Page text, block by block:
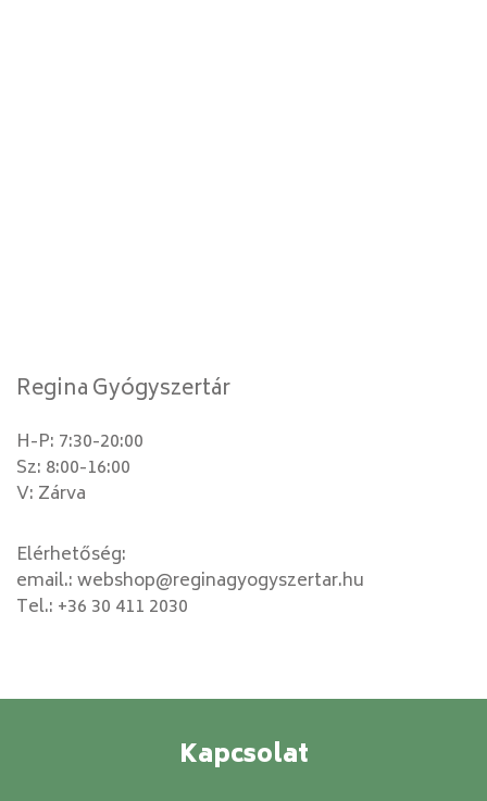
Regina Gyógyszertár
H-P: 7:30-20:00
Sz: 8:00-16:00
V: Zárva
Elérhetőség:
email.:webshop@reginagyogyszertar.hu
Tel.: +36 30 411 2030
Kapcsolat